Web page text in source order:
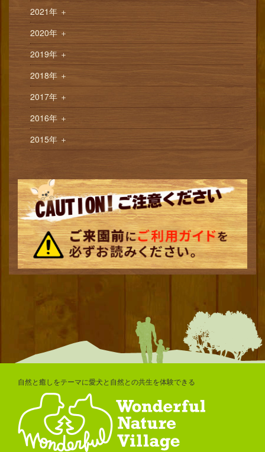
2021年 ＋
2020年 ＋
2019年 ＋
2018年 ＋
2017年 ＋
2016年 ＋
2015年 ＋
自然と癒しをテーマに愛犬と自然との共生を体験できる